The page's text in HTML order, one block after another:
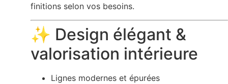
finitions selon vos besoins.
✨ Design élégant &
valorisation intérieure
Lignes modernes et épurées